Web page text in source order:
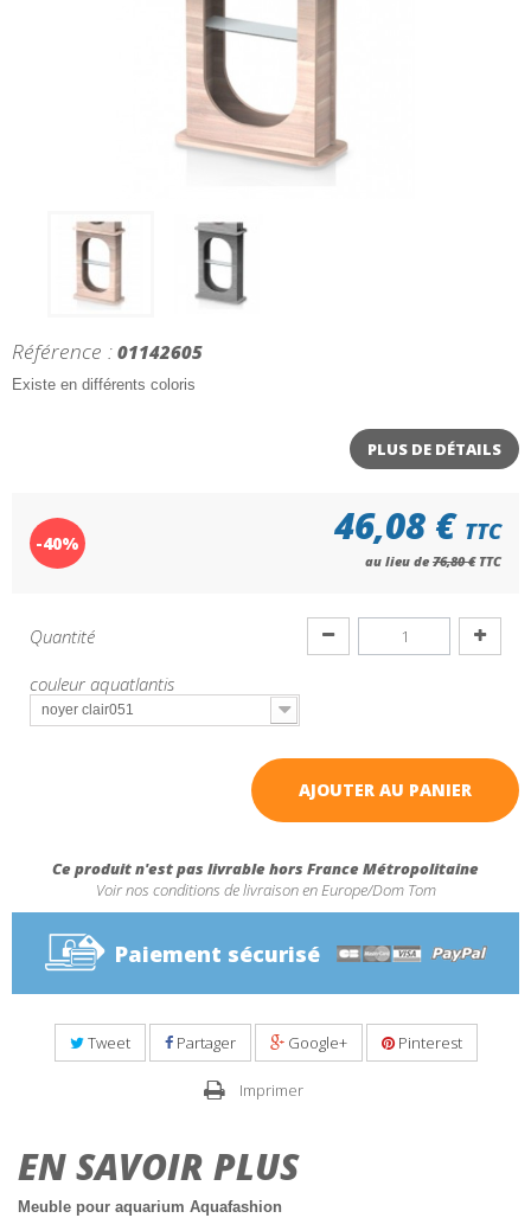
Référence : 01142605
Existe en différents coloris
PLUS DE DÉTAILS
-40% 46,08 € TTC
au lieu de 76,80 € TTC
Quantité
couleur aquatlantis
noyer clair051
AJOUTER AU PANIER
Ce produit n'est pas livrable hors France Métropolitaine
Voir nos conditions de livraison en Europe/Dom Tom
Paiement sécurisé
Tweet Partager Google+ Pinterest
Imprimer
EN SAVOIR PLUS
Meuble pour aquarium Aquafashion